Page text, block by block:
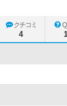
クチコミ
4